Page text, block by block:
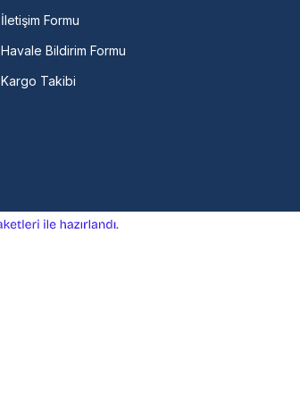
İletişim Formu
Havale Bildirim Formu
Kargo Takibi
e-